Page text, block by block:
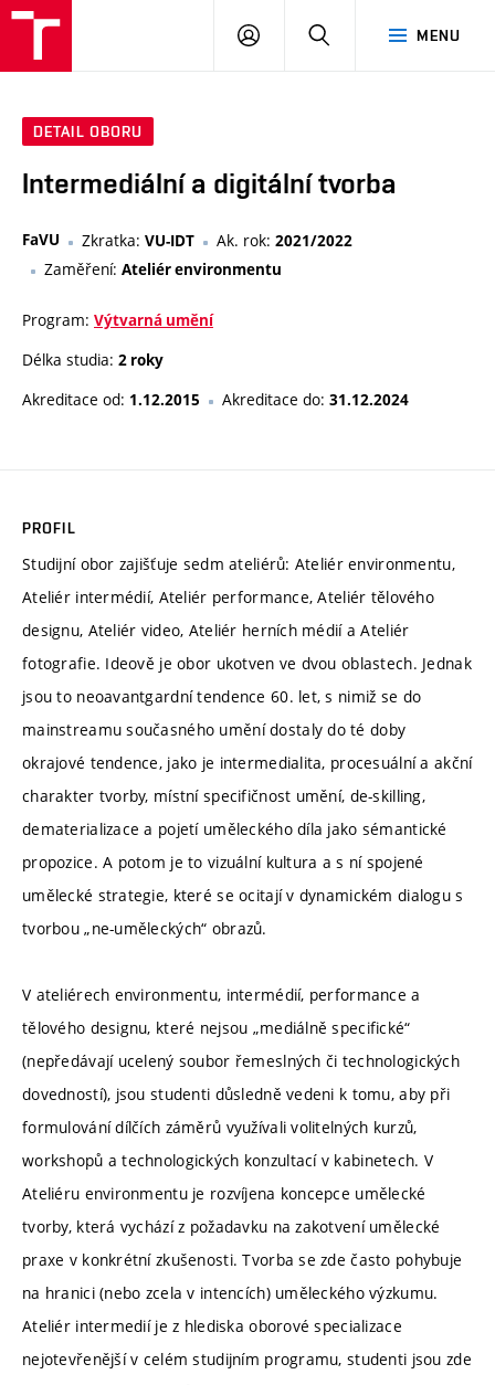
MENU
PŘIHLÁSIT
DETAIL OBORU
Intermediální a digitální tvorba
FaVU Zkratka: VU-IDT Ak. rok: 2021/2022
Zaměření: Ateliér environmentu
Program: Výtvarná umění
Délka studia: 2 roky
Akreditace od: 1.12.2015 Akreditace do: 31.12.2024
PROFIL
Studijní obor zajišťuje sedm ateliérů: Ateliér environmentu,
Ateliér intermédií, Ateliér performance, Ateliér tělového
designu, Ateliér video, Ateliér herních médií a Ateliér
fotografie. Ideově je obor ukotven ve dvou oblastech. Jednak
jsou to neoavantgardní tendence 60. let, s nimiž se do
mainstreamu současného umění dostaly do té doby
okrajové tendence, jako je intermedialita, procesuální a akční
charakter tvorby, místní specifičnost umění, de-skilling,
dematerializace a pojetí uměleckého díla jako sémantické
propozice. A potom je to vizuální kultura a s ní spojené
umělecké strategie, které se ocitají v dynamickém dialogu s
tvorbou „ne-uměleckých“ obrazů.
V ateliérech environmentu, intermédií, performance a
tělového designu, které nejsou „mediálně specifické“
(nepředávají ucelený soubor řemeslných či technologických
dovedností), jsou studenti důsledně vedeni k tomu, aby při
formulování dílčích záměrů využívali volitelných kurzů,
workshopů a technologických konzultací v kabinetech. V
Ateliéru environmentu je rozvíjena koncepce umělecké
tvorby, která vychází z požadavku na zakotvení umělecké
praxe v konkrétní zkušenosti. Tvorba se zde často pohybuje
na hranici (nebo zcela v intencích) uměleckého výzkumu.
Ateliér intermedií je z hlediska oborové specializace
nejotevřenější v celém studijním programu, studenti jsou zde